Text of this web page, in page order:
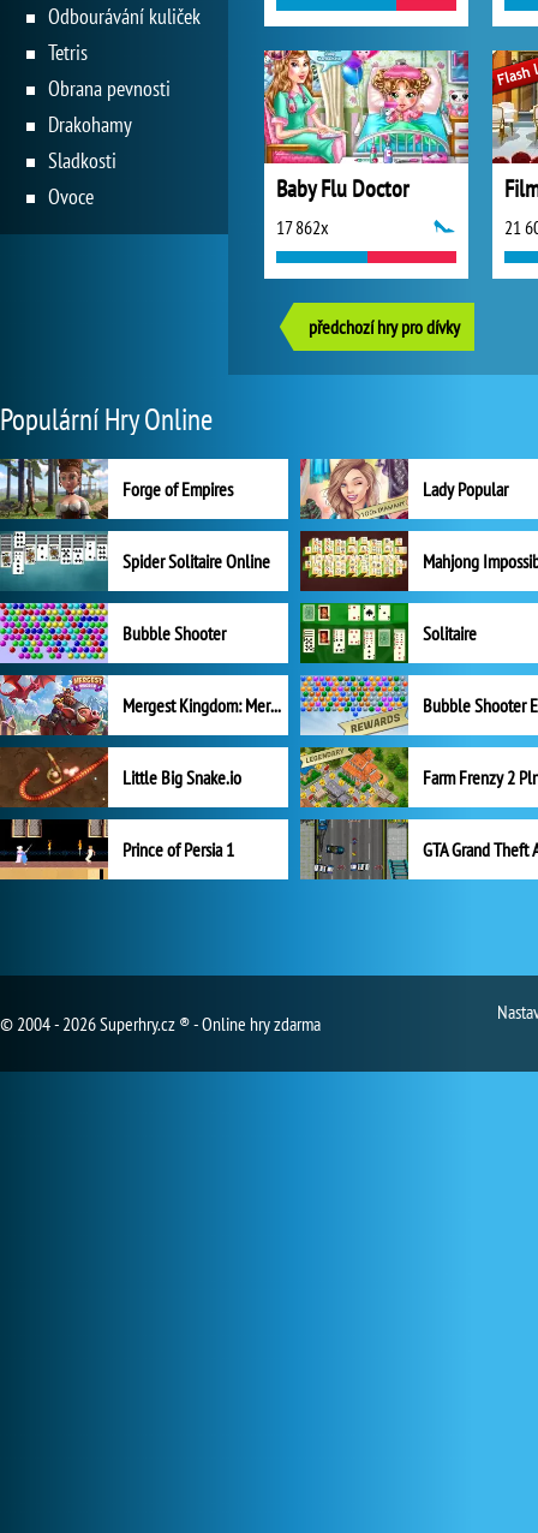
Baby Flu Doctor
17 862x 21
předchozí hry pro dívky
Odbourávání kuliček
Tetris
Obrana pevnosti
Drakohamy
Sladkosti
Ovoce
Populární Hry Online
Forge of Empires Lady Popular
Spider Solitaire Online Mahjong
Bubble Shooter Solitaire
Mergest Kingdom: Merge Puzzle
Little Big Snake.io
Prince of Persia 1 GTA Grand Theft
© 2004 - 2026 Superhry.cz ® - Online hry zdarma